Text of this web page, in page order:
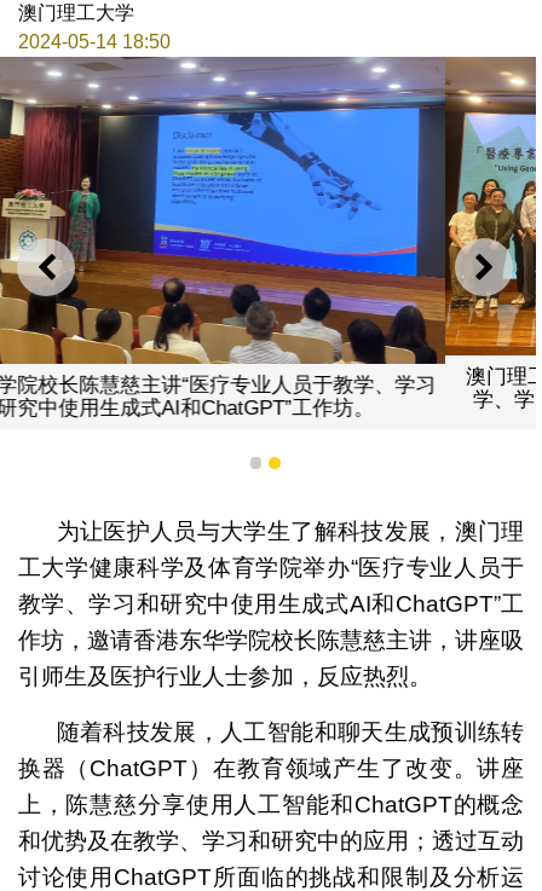
澳门理工大学
2024-05-14 18:50
上一则 下一
学、学习
。
澳门理工大学健康科学及体育学院办“医疗专
学、学习和研究中使用生成式AI和ChatGPT”
1 2
为让医护人员与大学生了解科技发展，澳门理
工大学健康科学及体育学院举办“医疗专业人员于
教学、学习和研究中使用生成式AI和ChatGPT”工
作坊，邀请香港东华学院校长陈慧慈主讲，讲座吸
引师生及医护行业人士参加，反应热烈。
随着科技发展，人工智能和聊天生成预训练转
换器（ChatGPT）在教育领域产生了改变。讲座
上，陈慧慈分享使用人工智能和ChatGPT的概念
和优势及在教学、学习和研究中的应用；透过互动
讨论使用ChatGPT所面临的挑战和限制及分析运